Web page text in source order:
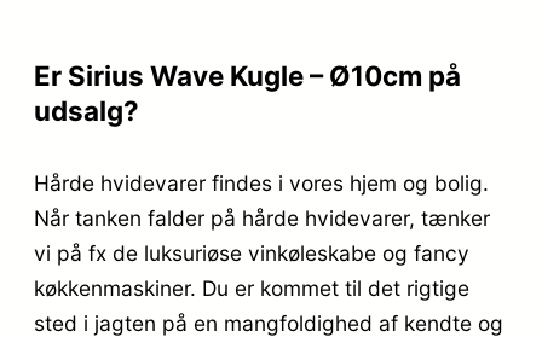
Er Sirius Wave Kugle – Ø10cm på
udsalg?
Hårde hvidevarer findes i vores hjem og bolig.
Når tanken falder på hårde hvidevarer, tænker
vi på fx de luksuriøse vinkøleskabe og fancy
køkkenmaskiner. Du er kommet til det rigtige
sted i jagten på en mangfoldighed af kendte og